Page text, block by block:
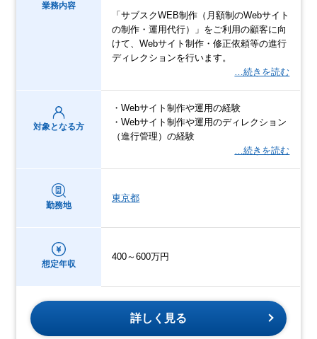
業務内容
「サブスクWEB制作（月額制のWebサイト
の制作・運用代行）」をご利用の顧客に向
けて、Webサイト制作・修正依頼等の進行
ディレクションを行います。
…続きを読む
対象となる方
・Webサイト制作や運用の経験
・Webサイト制作や運用のディレクション
（進行管理）の経験
…続きを読む
勤務地
東京都
想定年収
400～600万円
詳しく見る